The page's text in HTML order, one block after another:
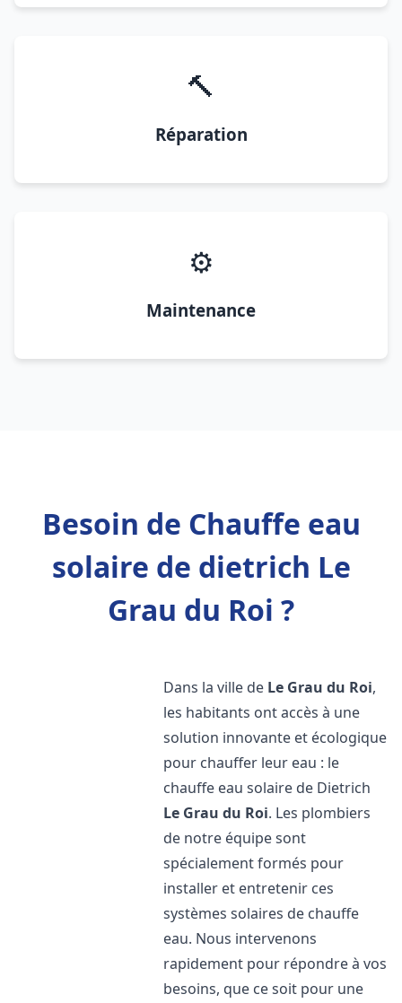
🔨
Réparation
⚙️
Maintenance
Besoin de Chauffe eau
solaire de dietrich Le
Grau du Roi ?
Dans la ville de Le Grau du Roi,
les habitants ont accès à une
solution innovante et écologique
pour chauffer leur eau : le
chauffe eau solaire de Dietrich
Le Grau du Roi. Les plombiers
de notre équipe sont
spécialement formés pour
installer et entretenir ces
systèmes solaires de chauffe
eau. Nous intervenons
rapidement pour répondre à vos
besoins, que ce soit pour une